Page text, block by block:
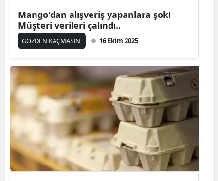
İzmir
Kastamonu
Kayseri
Kırklareli
Kırşehir
Kocaeli
Konya
Mango'dan alışveriş yapanlara şok!
Müşteri verileri çalındı..
GÖZDEN KAÇMASIN 16 Ekim 2025